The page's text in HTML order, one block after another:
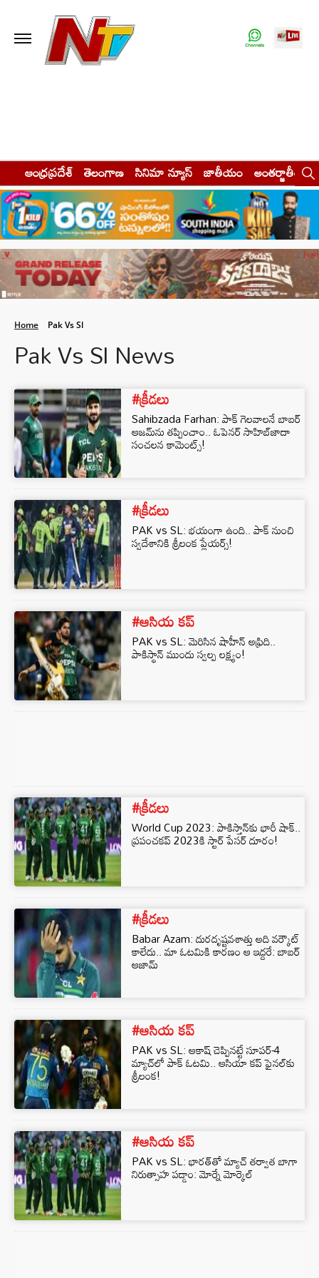
ఆంధ్రప్రదేశ్ తెలంగాణ సినిమా న్యూస్ జాతీయం అంతర్జాతీయం
Home Pak Vs Sl
Pak Vs Sl News
#క్రీడలు
Sahibzada Farhan: పాక్ గెలవాలనే బాబర్
ఆజమ్‌ను తప్పించాం.. ఓపెనర్ సాహిబ్‌జాదా
సంచలన కామెంట్స్!
#క్రీడలు
PAK vs SL: భయంగా ఉంది.. పాక్ నుంచి
స్వదేశానికి శ్రీలంక ప్లేయర్స్!
#ఆసియ కప్
PAK vs SL: మెరిసిన షాహీన్ అఫ్రిది..
పాకిస్థాన్ ముందు స్వల్ప లక్ష్యం!
#క్రీడలు
World Cup 2023: పాకిస్తాన్‌కు భారీ షాక్‌..
ప్రపంచకప్‌ 2023కి స్టార్ పేసర్ దూరం!
#క్రీడలు
Babar Azam: దురదృష్టవశాత్తు అది వర్కౌట్
కాలేదు.. మా ఓటమికి కారణం ఆ ఇద్దరే: బాబర్
ఆజామ్
#ఆసియ కప్
PAK vs SL: ఆకాష్ చెప్పినట్టే సూపర్‌-4
మ్యాచ్‌లో పాక్‌ ఓటమి.. ఆసియా కప్‌ ఫైనల్‌కు
శ్రీలంక!
#ఆసియ కప్
PAK vs SL: భారత్‌తో మ్యాచ్‌ తర్వాత బాగా
నిరుత్సాహ పడ్డాం: మోర్నే మోర్కెల్‌